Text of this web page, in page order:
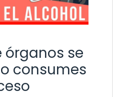
órganos se
consumes